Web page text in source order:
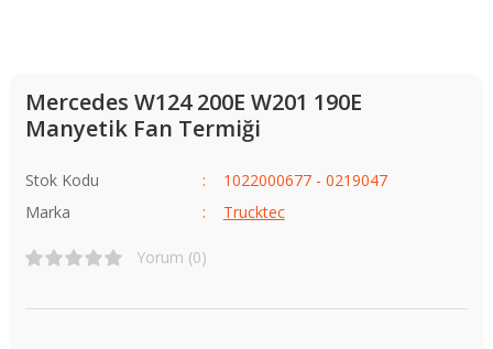
Mercedes W124 200E W201 190E
Manyetik Fan Termiği
Stok Kodu
1022000677 - 0219047
Marka
Trucktec
Yorum (0)